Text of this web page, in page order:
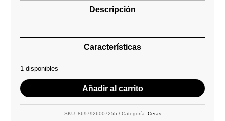
Descripción
Características
1 disponibles
Añadir al carrito
SKU: 8697926007255 Categoría: Ceras